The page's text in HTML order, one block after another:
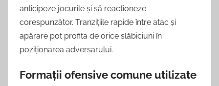
anticipeze jocurile și să reacționeze
corespunzător. Tranzițiile rapide între atac și
apărare pot profita de orice slăbiciuni în
poziționarea adversarului.
Formații ofensive comune utilizate